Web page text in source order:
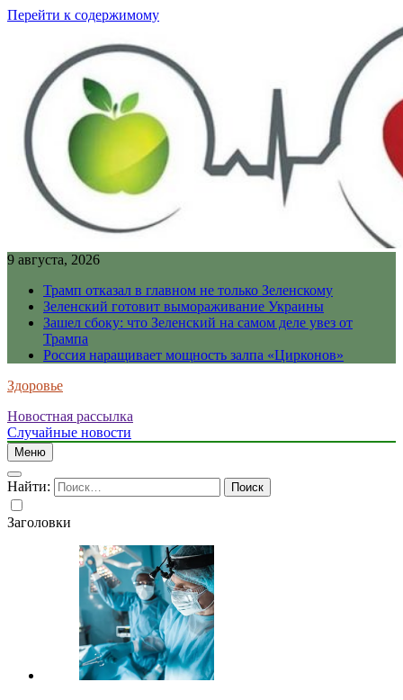
Перейти к содержимому
9 августа, 2026
Трамп отказал в главном не только Зеленскому
Зеленский готовит вымораживание Украины
Зашел сбоку: что Зеленский на самом деле увез от
Трампа
Россия наращивает мощность залпа «Цирконов»
Здоровье
Новостная рассылка
Случайные новости
Меню
Найти:
Заголовки